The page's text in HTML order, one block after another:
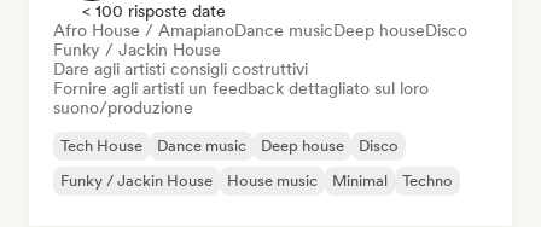
< 100 risposte date
Afro House / AmapianoDance musicDeep houseDisco
Funky / Jackin House
Dare agli artisti consigli costruttivi
Fornire agli artisti un feedback dettagliato sul loro
suono/produzione
Tech House Dance music Deep house
Disco
Funky / Jackin House
House music Minimal Techno